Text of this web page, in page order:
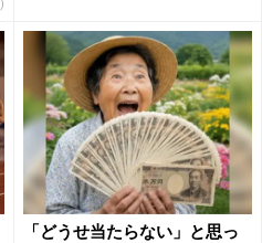
「どうせ当たらない」と思っ